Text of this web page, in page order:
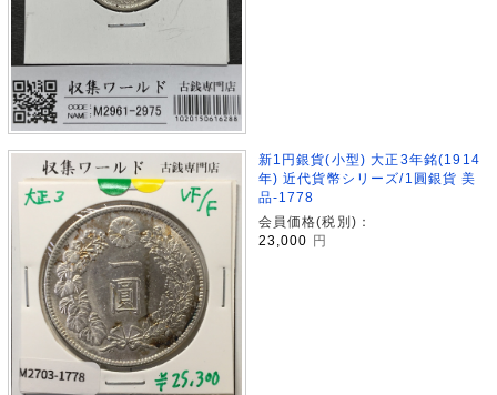
新1円銀貨(小型) 大正3年銘(1914
年) 近代貨幣シリーズ/1圓銀貨 美
品-1778
会員価格(税別)：
23,000
円